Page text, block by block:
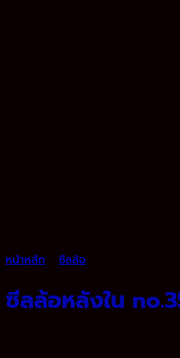
หน้าหลัก ซีลล้อ
ซีลล้อหลังใน